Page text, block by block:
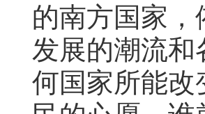
的南方国家
发展的潮流
何国家所能